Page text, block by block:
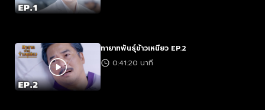
ทายาทพันธุ์ข้าวเหนียว EP.2
0:41:20 นาที